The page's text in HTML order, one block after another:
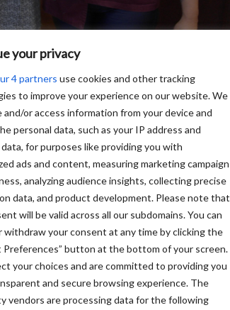
your privacy
4 partners use cookies and other tracking
to improve your experience on our website. We
and/or access information from your device and
personal data, such as your IP address and
for purposes like providing you with
ads and content, measuring marketing campaign
analyzing audience insights, collecting precise
data, and product development. Please note that
will be valid across all our subdomains. You can
withdraw your consent at any time by clicking the
Preferences” button at the bottom of your screen.
your choices and are committed to providing you
and secure browsing experience. The
vendors are processing data for the following
op de uitvoeringsagenda van het
bevindt zich in de afrondende fase.
de uitvoeringsagenda.
leden Hans en Annet Joosten uit
en nemen de Verken-burger
de ALV konden alle aanwezigen de